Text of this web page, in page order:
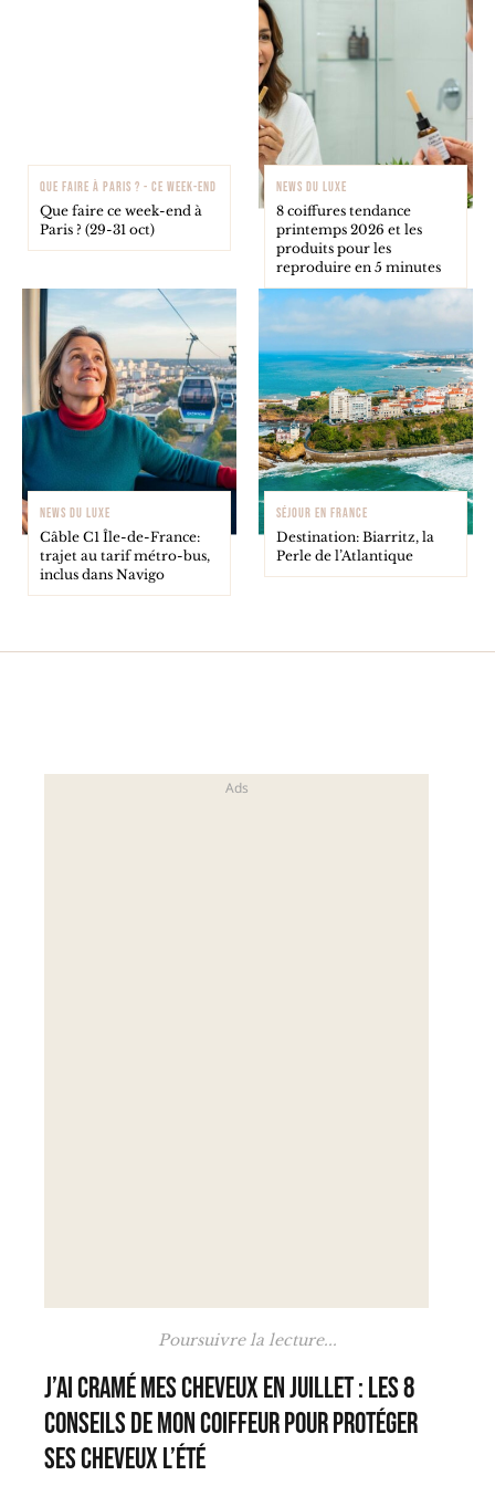
QUE FAIRE À PARIS ? - CE WEEK-END
Que faire ce week-end à
Paris ? (29-31 oct)
NEWS DU LUXE
8 coiffures tendance
printemps 2026 et les
produits pour les
reproduire en 5 minutes
NEWS DU LUXE
Câble C1 Île-de-France:
trajet au tarif métro-bus,
inclus dans Navigo
SÉJOUR EN FRANCE
Destination: Biarritz, la
Perle de l’Atlantique
Poursuivre la lecture...
J’ai cramé mes cheveux en juillet : les 8
conseils de mon coiffeur pour protéger
ses cheveux l’été